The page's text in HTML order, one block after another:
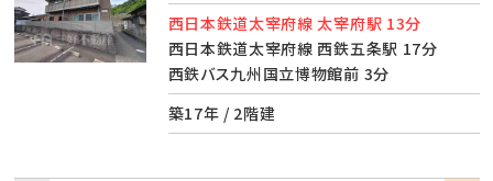
西日本鉄道太宰府線 太宰府駅 13分
西日本鉄道太宰府線 西鉄五条駅 17分
西鉄バス九州国立博物館前 3分
築17年 / 2階建